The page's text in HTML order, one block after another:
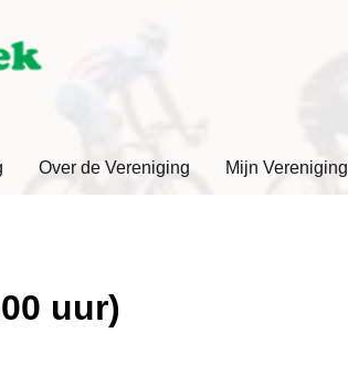
Over de Vereniging Mijn Vereniging
uur)